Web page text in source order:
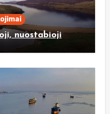
nuostabioji